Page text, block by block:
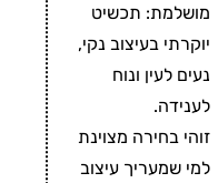
מושלמת: תכשיט
יוקרתי בעיצוב נקי,
נעים לעין ונוח
לענידה.
זוהי בחירה מצוינת
למי שמעריך עיצוב